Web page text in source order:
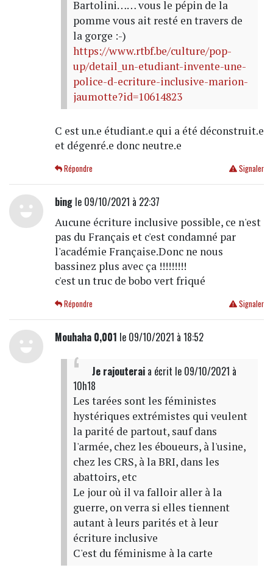
Bartolini…… vous le pépin de la
pomme vous ait resté en travers de
la gorge :-)
https://www.rtbf.be/culture/pop-
up/detail_un-etudiant-invente-une-
police-d-ecriture-inclusive-marion-
jaumotte?id=10614823
C est un.e étudiant.e qui a été déconstruit.e
et dégenré.e donc neutre.e
Signaler
Répondre
bingle 09/10/2021 à 22:37
Aucune écriture inclusive possible, ce n'est
pas du Français et c'est condamné par
l'académie Française.Donc ne nous
bassinez plus avec ça !!!!!!!!!
c'est un truc de bobo vert friqué
Signaler
Répondre
Mouhaha 0,001 le 09/10/2021 à 18:52
Je rajouteraia écrit le 09/10/2021 à
10h18
Les tarées sont les féministes
hystériques extrémistes qui veulent
la parité de partout, sauf dans
l'armée, chez les éboueurs, à l'usine,
chez les CRS, à la BRI, dans les
abattoirs, etc
Le jour où il va falloir aller à la
guerre, on verra si elles tiennent
autant à leurs parités et à leur
écriture inclusive
C'est du féminisme à la carte